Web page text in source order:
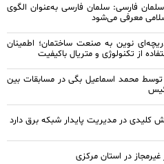
سلمان فارسی: سلمان فارسی به‌عنوان الگوی
معرفی می‌شود
نوین به صنعت ساختمان؛ اطمینان
از تکنولوژی و متریال باکیفیت
محمد اسماعیل بگی در مسابقات بین
کلیدی در مدیریت پایدار شبکه برق دارد